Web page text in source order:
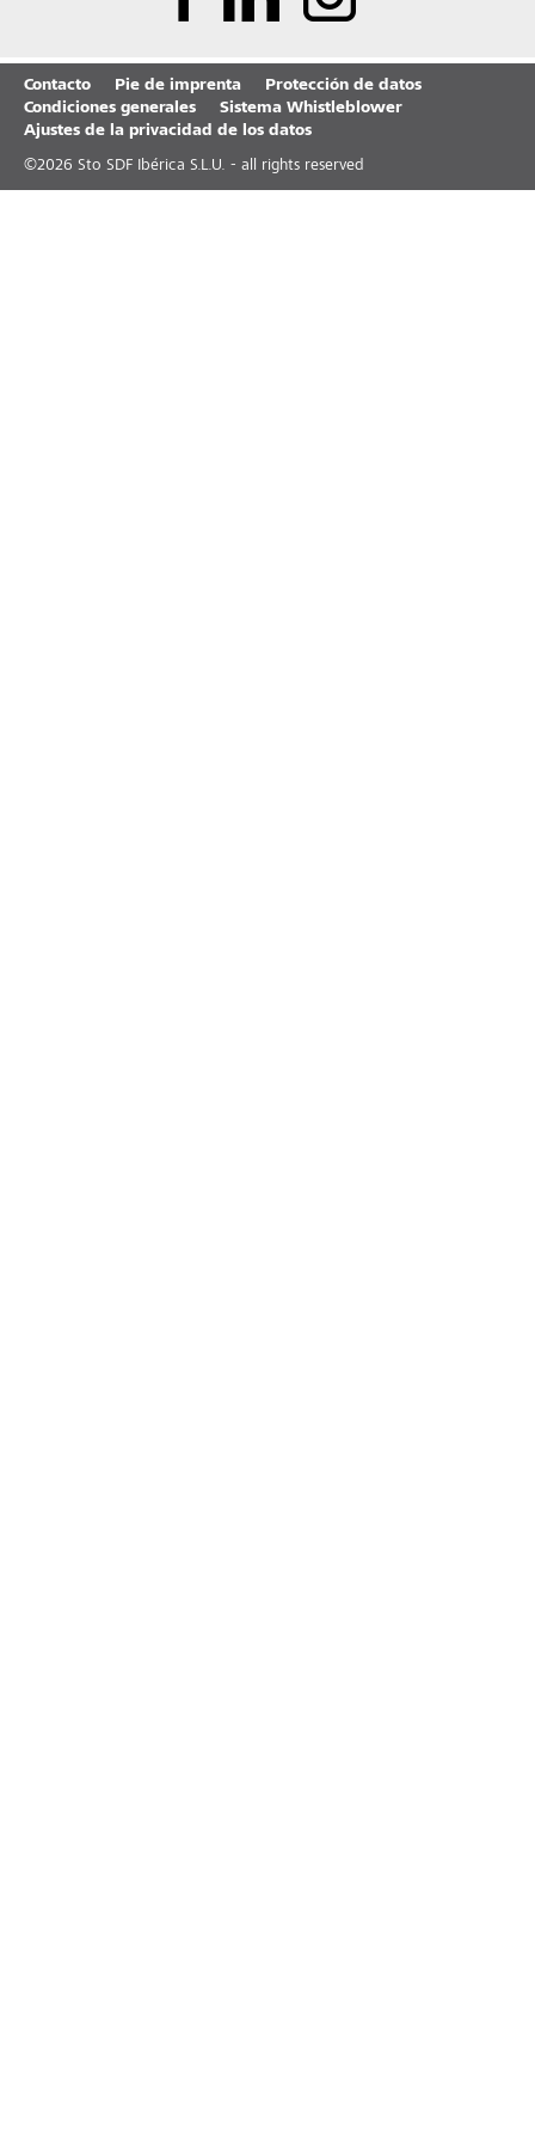
Contacto Pie de imprenta
Protección de datos
Condiciones generales
Sistema Whistleblower
Ajustes de la privacidad de los datos
©2026 Sto SDF Ibérica S.L.U. - all rights reserved